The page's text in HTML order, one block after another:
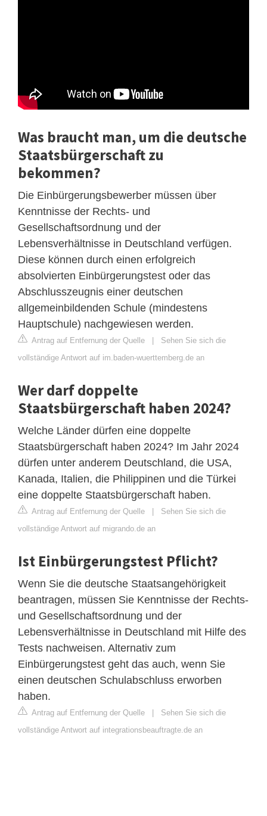
Was braucht man, um die deutsche
Staatsbürgerschaft zu
bekommen?
Die Einbürgerungsbewerber müssen über
Kenntnisse der Rechts- und
Gesellschaftsordnung und der
Lebensverhältnisse in Deutschland verfügen.
Diese können durch einen erfolgreich
absolvierten Einbürgerungstest oder das
Abschlusszeugnis einer deutschen
allgemeinbildenden Schule (mindestens
Hauptschule) nachgewiesen werden.
Antrag auf Entfernung der Quelle | Sehen Sie sich die
vollständige Antwort auf im.baden-wuerttemberg.de an
Wer darf doppelte
Staatsbürgerschaft haben 2024?
Welche Länder dürfen eine doppelte
Staatsbürgerschaft haben 2024? Im Jahr 2024
dürfen unter anderem Deutschland, die USA,
Kanada, Italien, die Philippinen und die Türkei
eine doppelte Staatsbürgerschaft haben.
Antrag auf Entfernung der Quelle | Sehen Sie sich die
vollständige Antwort auf migrando.de an
Ist Einbürgerungstest Pflicht?
Wenn Sie die deutsche Staatsangehörigkeit
beantragen, müssen Sie Kenntnisse der Rechts-
und Gesellschaftsordnung und der
Lebensverhältnisse in Deutschland mit Hilfe des
Tests nachweisen. Alternativ zum
Einbürgerungstest geht das auch, wenn Sie
einen deutschen Schulabschluss erworben
haben.
Antrag auf Entfernung der Quelle | Sehen Sie sich die
vollständige Antwort auf integrationsbeauftragte.de an